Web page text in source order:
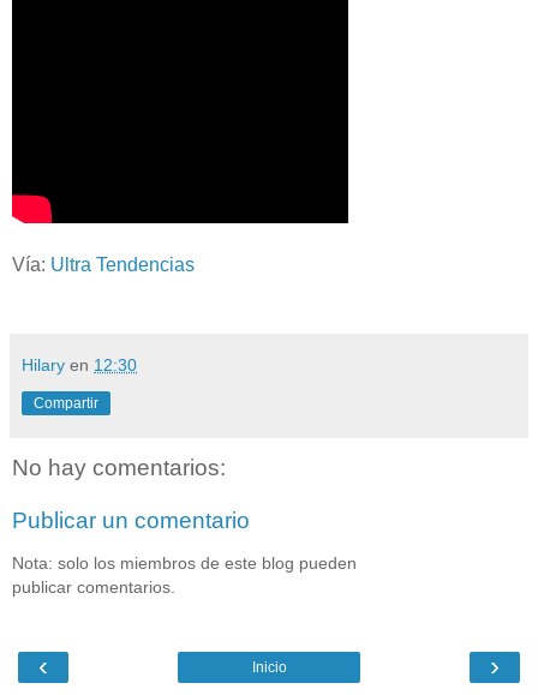
Vía: Ultra Tendencias
Hilary en 12:30
Compartir
No hay comentarios:
Publicar un comentario
Nota: solo los miembros de este blog pueden
publicar comentarios.
‹ ›
Inicio